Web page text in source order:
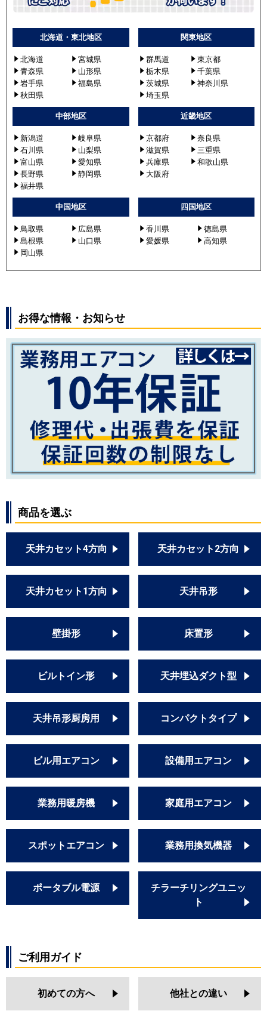
北海道・東北地区
北海道
宮城県
青森県
山形県
岩手県
福島県
秋田県
関東地区
群馬道
東京都
栃木県
千葉県
茨城県
神奈川県
埼玉県
中部地区
新潟道
岐阜県
石川県
山梨県
富山県
愛知県
長野県
静岡県
福井県
近畿地区
京都府
奈良県
滋賀県
三重県
兵庫県
和歌山県
大阪府
中国地区
鳥取県
広島県
島根県
山口県
岡山県
四国地区
香川県
徳島県
愛媛県
高知県
お得な情報・お知らせ
商品を選ぶ
天井カセット4方向 天井カセット2方向
天井カセット1方向 天井吊形
壁掛形 床置形
ビルトイン形 天井埋込ダクト型
天井吊形厨房用 コンパクトタイプ
ビル用エアコン 設備用エアコン
業務用暖房機 家庭用エアコン
スポットエアコン 業務用換気機器
ポータブル電源
チラーチリングユニッ
ト
ご利用ガイド
初めての方へ 他社との違い